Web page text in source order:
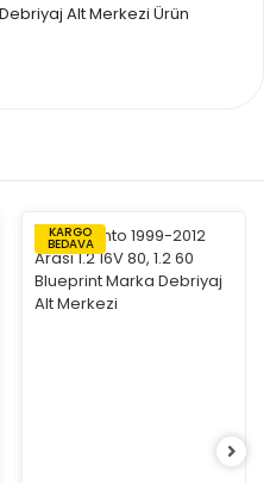
Alt Merkezi Ürün
KARGO
BEDAVA